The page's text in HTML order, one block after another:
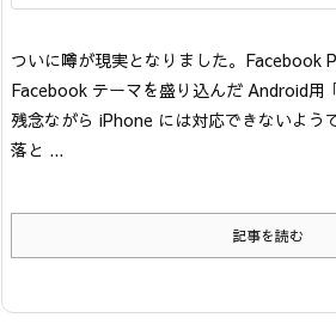
ついに噂が現実となりました。Facebook
Facebook テーマを盛り込んだ Android用
残念ながら iPhone には対応できないよう
落と ...
記事を読む